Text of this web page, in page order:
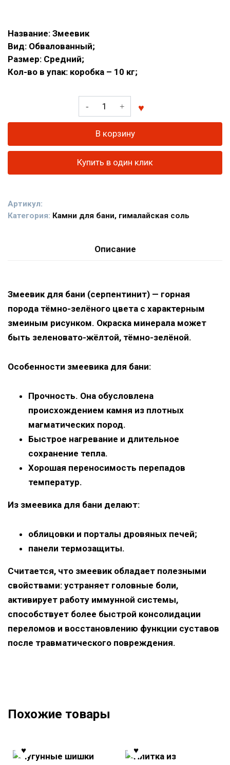
Название: Змеевик
Вид: Обвалованный;
Размер: Средний;
Кол-во в упак: коробка – 10 кг;
Количество
товара
(Серпентинит)
обвалованный
для
В корзину
Купить в один клик
Артикул:
Категория: Камни для бани, гималайская соль
Описание
Змеевик для бани (серпентинит) — горная
порода тёмно-зелёного цвета с характерным
змеиным рисунком. Окраска минерала может
быть зеленовато-жёлтой, тёмно-зелёной.
Особенности змеевика для бани:
Прочность. Она обусловлена
происхождением камня из плотных
магматических пород.
Быстрое нагревание и длительное
сохранение тепла.
Хорошая переносимость перепадов
температур.
Из змеевика для бани делают:
облицовки и порталы дровяных печей;
панели термозащиты.
Считается, что змеевик обладает полезными
свойствами: устраняет головные боли,
активирует работу иммунной системы,
способствует более быстрой консолидации
переломов и восстановлению функции суставов
после травматического повреждения.
Похожие товары